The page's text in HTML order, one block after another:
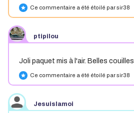
star Ce commentaire a été étoilé par sir38
ptipilou
Joli paquet mis à l'air. Belles couilles.
star Ce commentaire a été étoilé par sir38
Jesuislamoi